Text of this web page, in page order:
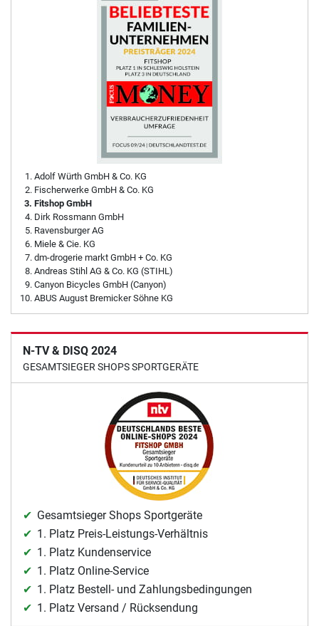
Adolf Würth GmbH & Co. KG
Fischerwerke GmbH & Co. KG
Fitshop GmbH
Dirk Rossmann GmbH
Ravensburger AG
Miele & Cie. KG
dm-drogerie markt GmbH + Co. KG
Andreas Stihl AG & Co. KG (STIHL)
Canyon Bicycles GmbH (Canyon)
ABUS August Bremicker Söhne KG
N-TV & DISQ 2024
GESAMTSIEGER SHOPS SPORTGERÄTE
Gesamtsieger Shops Sportgeräte
1. Platz Preis-Leistungs-Verhältnis
1. Platz Kundenservice
1. Platz Online-Service
1. Platz Bestell- und Zahlungsbedingungen
1. Platz Versand / Rücksendung